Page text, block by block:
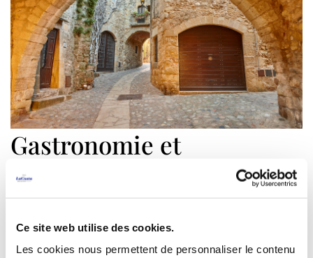
Ce site web utilise des cookies.
Les cookies nous permettent de personnaliser le contenu
Gastronomie et
alimentation à Pals
produits locaux et des recettes de l'Empordà. Le
plat phare est le riz de Pals, cultivé dans la région,